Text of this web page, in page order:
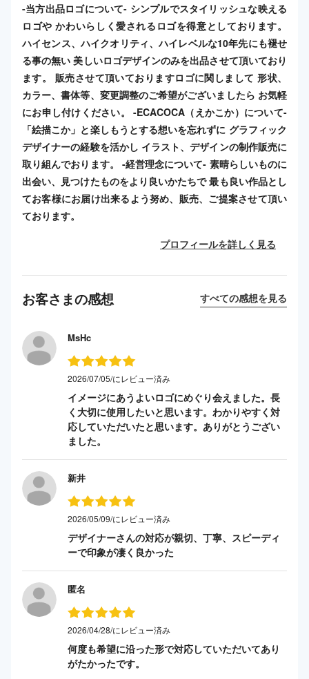
-当方出品ロゴについて- シンプルでスタイリッシュな映える
ロゴや かわいらしく愛されるロゴを得意としております。
ハイセンス、ハイクオリティ、ハイレベルな10年先にも褪せ
る事の無い 美しいロゴデザインのみを出品させて頂いており
ます。 販売させて頂いておりますロゴに関しまして 形状、
カラー、書体等、変更調整のご希望がございましたら お気軽
にお申し付けください。 -ECACOCA（えかこか）について-
「絵描こか」と楽しもうとする想いを忘れずに グラフィック
デザイナーの経験を活かし イラスト、デザインの制作販売に
取り組んでおります。 -経営理念について- 素晴らしいものに
出会い、見つけたものをより良いかたちで 最も良い作品とし
てお客様にお届け出来るよう努め、販売、ご提案させて頂い
ております。
プロフィールを詳しく見る
お客さまの感想 すべての感想を見る
MsHc
2026/07/05/にレビュー済み
イメージにあうよいロゴにめぐり会えました。長
く大切に使用したいと思います。わかりやすく対
応していただいたと思います。ありがとうござい
ました。
新井
2026/05/09/にレビュー済み
デザイナーさんの対応が親切、丁寧、スピーディ
ーで印象が凄く良かった
匿名
2026/04/28/にレビュー済み
何度も希望に沿った形で対応していただいてあり
がたかったです。